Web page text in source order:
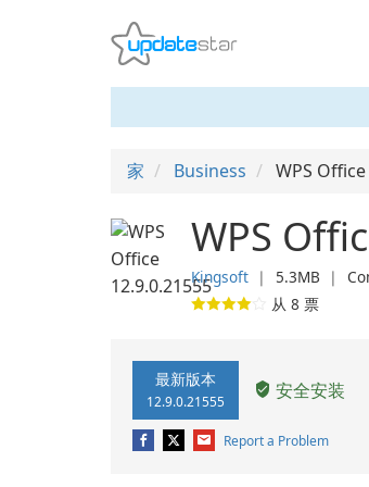
家 Business WPS Office
WPS
Kingsoft ❘ 5.3MB ❘
从 8 票
最新版本
12.9.0.21555 安全安装
Report a Problem